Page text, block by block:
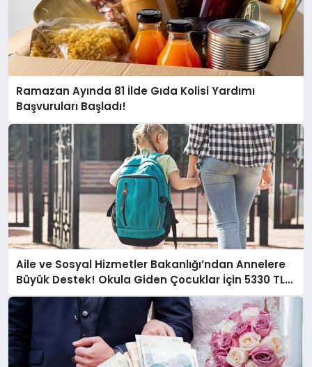
Ramazan Ayında 81 İlde Gıda Kolisi Yardımı
Başvuruları Başladı!
Aile ve Sosyal Hizmetler Bakanlığı’ndan Annelere
Büyük Destek! Okula Giden Çocuklar İçin 5330 TL
Yardım